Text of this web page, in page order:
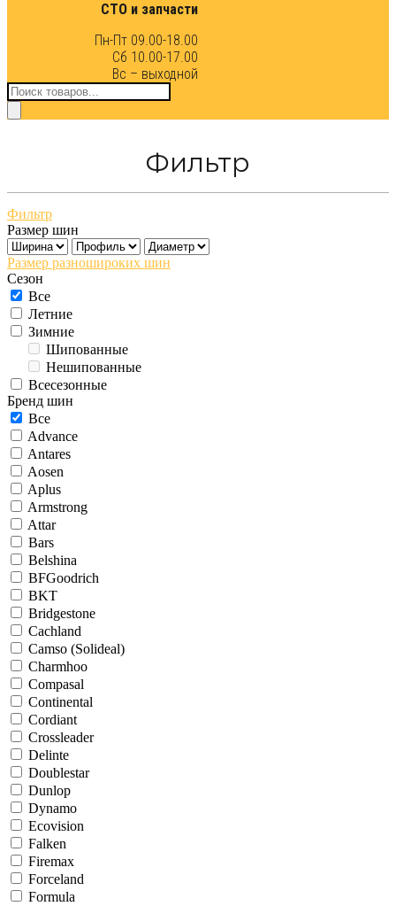
СТО и запчасти
Пн-Пт 09.00-18.00
Сб 10.00-17.00
Вс – выходной
Поиск
товаров
Фильтр
Фильтр
Размер шин
Размер разношироких шин
Сезон
Все
Летние
Зимние
Шипованные
Нешипованные
Всесезонные
Бренд шин
Все
Advance
Antares
Aosen
Aplus
Armstrong
Attar
Bars
Belshina
BFGoodrich
BKT
Bridgestone
Cachland
Camso (Solideal)
Charmhoo
Compasal
Continental
Cordiant
Crossleader
Delinte
Doublestar
Dunlop
Dynamo
Ecovision
Falken
Firemax
Forceland
Formula